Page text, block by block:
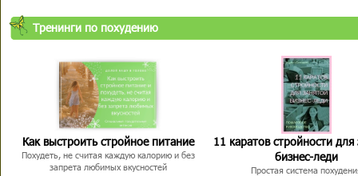
Тренинги по похудению
Как выстроить стройное питание
Похудеть, не считая каждую калорию и без
запрета любимых вкусностей
11 каратов стройности для
бизнес-леди
Простая система